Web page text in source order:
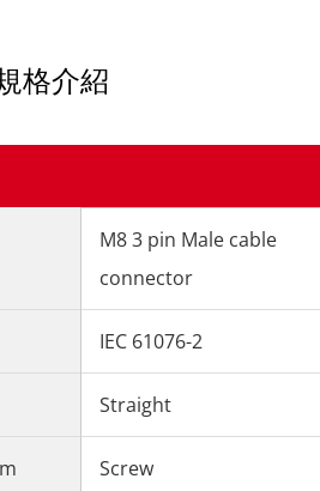
格介紹
M8 3 pin Male cable
connector
IEC 61076-2
Straight
Screw